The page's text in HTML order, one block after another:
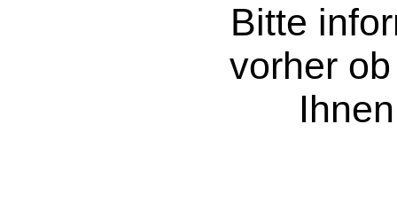
Bitte
vorher